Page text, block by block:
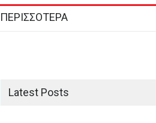
ΠΕΡΙΣΣΟΤΕΡΑ
Latest Posts